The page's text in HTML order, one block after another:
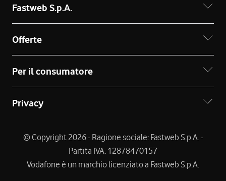
Fastweb S.p.A.
Offerte
Per il consumatore
Privacy
© Copyright 2026 - Ragione sociale: Fastweb S.p.A. -
Partita IVA: 12878470157
Vodafone è un marchio licenziato a Fastweb S.p.A.